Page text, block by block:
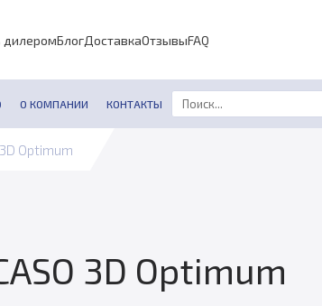
дилеромБлогДоставкаОтзывыFAQ
О КОМПАНИИ КОНТАКТЫ
Optimum
3D Optimum